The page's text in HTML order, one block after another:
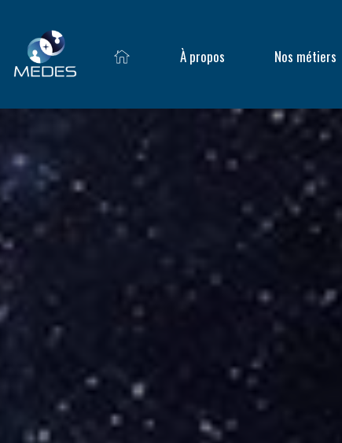
À propos Nos métiers